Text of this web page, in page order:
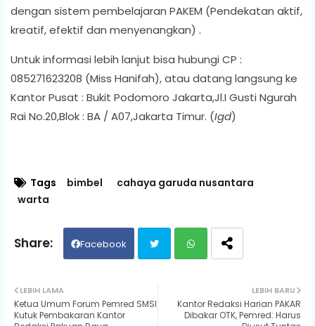
dengan sistem pembelajaran PAKEM (Pendekatan aktif,
kreatif, efektif dan menyenangkan) .
Untuk informasi lebih lanjut bisa hubungi CP :
085271623208 (Miss Hanifah), atau datang langsung ke
Kantor Pusat : Bukit Podomoro Jakarta,Jl.I Gusti Ngurah
Rai No.20,Blok : BA / A07,Jakarta Timur. (Igd)
Tags bimbel
cahaya garuda nusantara
warta
Facebook
ter ats
LEBIH BARU
Kantor Redaksi Harian PAKAR
Dibakar OTK, Pemred: Harus
LEBIH LAMA
Ketua Umum Forum Pemred SMSI
Kutuk Pembakaran Kantor